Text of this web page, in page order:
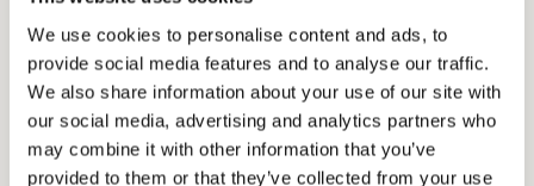
We use cookies to personalise content and ads, to
provide social media features and to analyse our traffic.
We also share information about your use of our site with
our social media, advertising and analytics partners who
may combine it with other information that you’ve
provided to them or that they’ve collected from your use
Du udfylder blot formularen, så kvitterer vi
med e-bogen, der giver dig et godt
udgangspunkt for at komme i gang med
inbound marketing.